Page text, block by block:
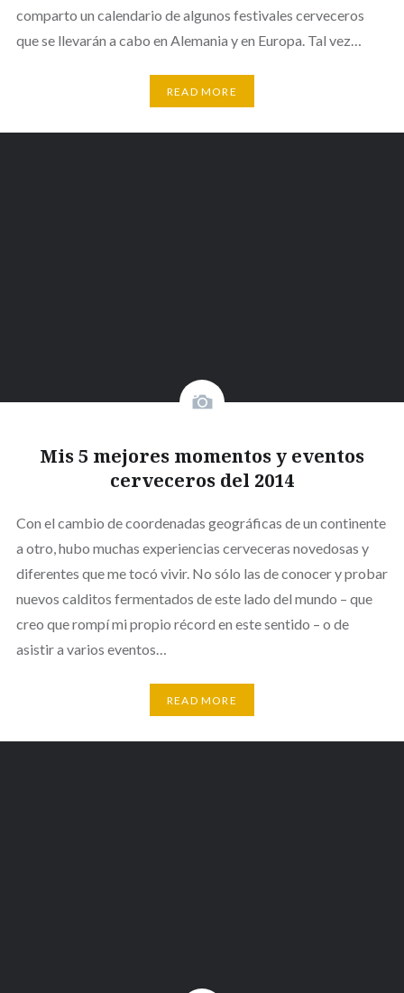
comparto un calendario de algunos festivales cerveceros
que se llevarán a cabo en Alemania y en Europa. Tal vez…
READ MORE
Mis 5 mejores momentos y eventos
cerveceros del 2014
Con el cambio de coordenadas geográficas de un continente
a otro, hubo muchas experiencias cerveceras novedosas y
diferentes que me tocó vivir. No sólo las de conocer y probar
nuevos calditos fermentados de este lado del mundo – que
creo que rompí mi propio récord en este sentido – o de
asistir a varios eventos…
READ MORE